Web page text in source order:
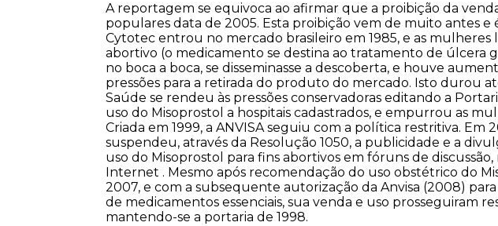
A reportagem se equivoca ao afirmar que a proibição da
populares data de 2005. Esta proibição vem de muito antes e
Cytotec entrou no mercado brasileiro em 1985, e as
abortivo (o medicamento se destina ao tratamento de úlcera
no boca a boca, se disseminasse a descoberta, e houve
pressões para a retirada do produto do mercado. Isto durou
Saúde se rendeu às pressões conservadoras editando a
uso do Misoprostol a hospitais cadastrados, e empurrou as
Criada em 1999, a ANVISA seguiu com a política restritiva. Em
suspendeu, através da Resolução 1050, a publicidade e a
uso do Misoprostol para fins abortivos em fóruns de discussão,
Internet . Mesmo após recomendação do uso obstétrico do
2007, e com a subsequente autorização da Anvisa (2008)
de medicamentos essenciais, sua venda e uso prosseguiram
mantendo-se a portaria de 1998.